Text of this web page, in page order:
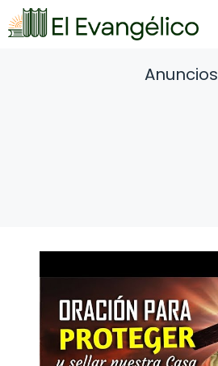
Saltar
al
Anuncios